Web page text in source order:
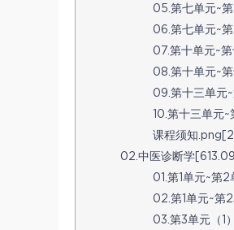
05.第七单元~
06.第七单元~
07.第十单元~
08.第十单元~
09.第十三单元
10.第十三单元
课程须知
02.中医诊断学
01.第1单元~第
02.第1单元~第
03.第3单元（1